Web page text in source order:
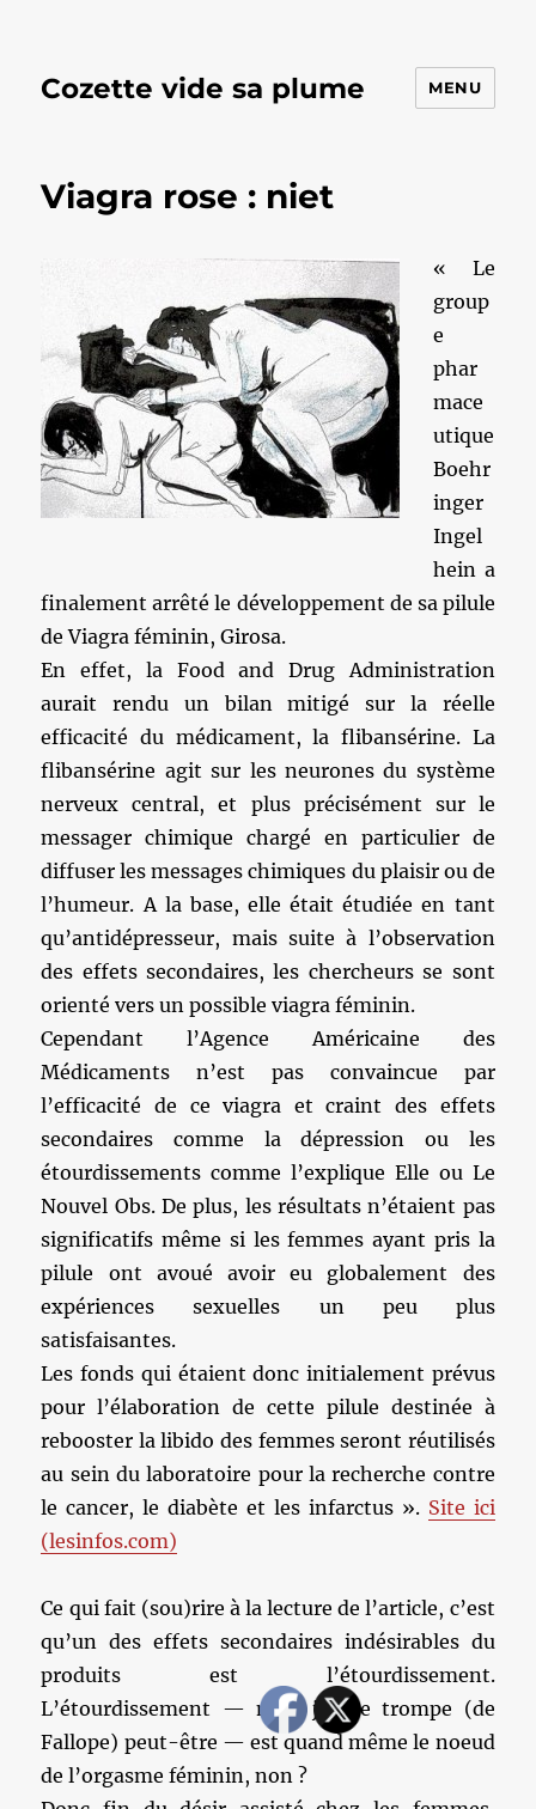
Cozette vide sa plume MENU
Viagra rose : niet
« Le
group
e
phar
mace
utique
Boehr
inger
Ingel
hein a
finalement arrêté le développement de sa pilule
de Viagra féminin, Girosa.
En effet, la Food and Drug Administration
aurait rendu un bilan mitigé sur la réelle
efficacité du médicament, la flibansérine. La
flibansérine agit sur les neurones du système
nerveux central, et plus précisément sur le
messager chimique chargé en particulier de
diffuser les messages chimiques du plaisir ou de
l’humeur. A la base, elle était étudiée en tant
qu’antidépresseur, mais suite à l’observation
des effets secondaires, les chercheurs se sont
orienté vers un possible viagra féminin.
Cependant l’Agence Américaine des
Médicaments n’est pas convaincue par
l’efficacité de ce viagra et craint des effets
secondaires comme la dépression ou les
étourdissements comme l’explique Elle ou Le
Nouvel Obs. De plus, les résultats n’étaient pas
significatifs même si les femmes ayant pris la
pilule ont avoué avoir eu globalement des
expériences sexuelles un peu plus
satisfaisantes.
Les fonds qui étaient donc initialement prévus
pour l’élaboration de cette pilule destinée à
rebooster la libido des femmes seront réutilisés
au sein du laboratoire pour la recherche contre
le cancer, le diabète et les infarctus ». Site ici
(lesinfos.com)
Ce qui fait (sou)rire à la lecture de l’article, c’est
qu’un des effets secondaires indésirables du
produits est l’étourdissement.
L’étourdissement — mais je me trompe (de
Fallope) peut-être — est quand même le noeud
de l’orgasme féminin, non ?